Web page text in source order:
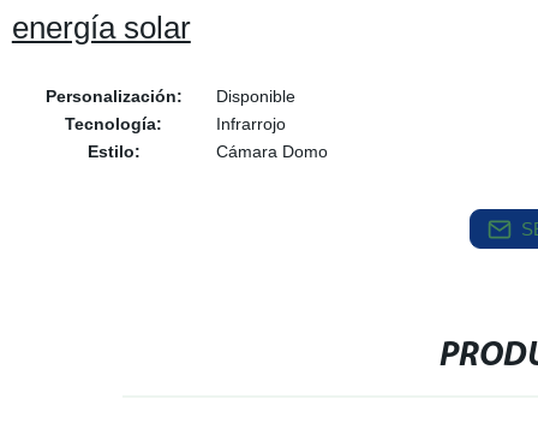
energía solar
Personalización:
Disponible
Tecnología:
Infrarrojo
Estilo:
Cámara Domo